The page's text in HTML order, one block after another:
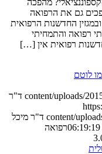
את הרפואה
החדשנות הרפואית
והתמחיתי
רפואית אין […]
content/ ד"ר
content/ ד"ר מיכל
רפואה